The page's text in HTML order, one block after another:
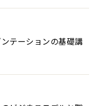
テーションの基礎講